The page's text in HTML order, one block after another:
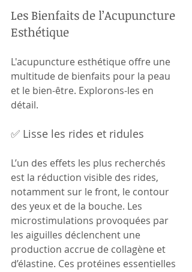
Les Bienfaits de l’Acupuncture
Esthétique
L'acupuncture esthétique offre une
multitude de bienfaits pour la peau
et le bien-être. Explorons-les en
détail.
✅ Lisse les rides et ridules
L’un des effets les plus recherchés
est la réduction visible des rides,
notamment sur le front, le contour
des yeux et de la bouche. Les
microstimulations provoquées par
les aiguilles déclenchent une
production accrue de collagène et
d’élastine. Ces protéines essentielles